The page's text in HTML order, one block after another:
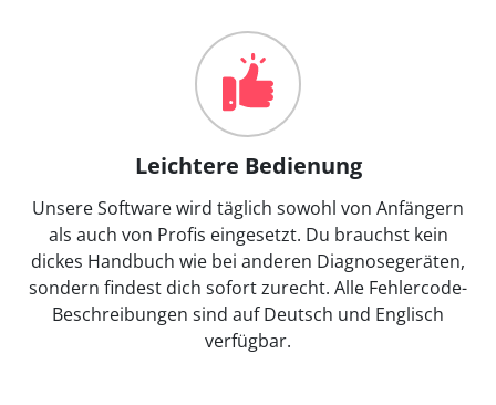
Leichtere Bedienung
Unsere Software wird täglich sowohl von Anfängern
als auch von Profis eingesetzt. Du brauchst kein
dickes Handbuch wie bei anderen Diagnosegeräten,
sondern findest dich sofort zurecht. Alle Fehlercode-
Beschreibungen sind auf Deutsch und Englisch
verfügbar.